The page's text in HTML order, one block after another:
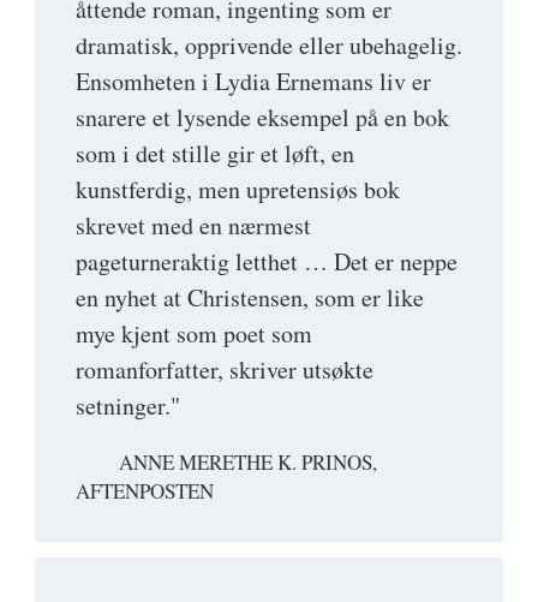
åttende roman, ingenting som er
dramatisk, opprivende eller ubehagelig.
Ensomheten i Lydia Ernemans liv er
snarere et lysende eksempel på en bok
som i det stille gir et løft, en
kunstferdig, men upretensiøs bok
skrevet med en nærmest
pageturneraktig letthet … Det er neppe
en nyhet at Christensen, som er like
mye kjent som poet som
romanforfatter, skriver utsøkte
setninger."
ANNE MERETHE K. PRINOS,
AFTENPOSTEN